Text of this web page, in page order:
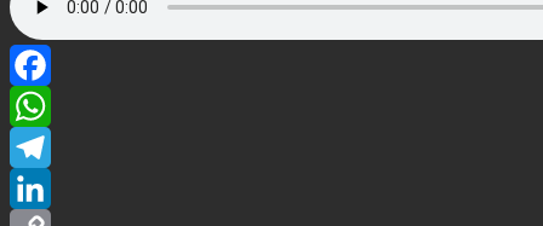
Facebook
WhatsApp
Telegram